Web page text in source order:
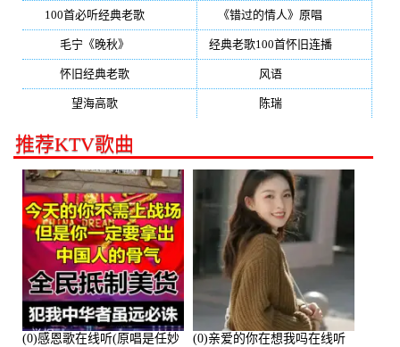
100首必听经典老歌 《错过的情人》原唱
毛宁《晚秋》 经典老歌100首怀旧连播(134)
怀旧经典老歌 风语(132)
望海高歌 陈瑞(128)
推荐KTV歌曲
(0)感恩歌在线听(原唱是任妙
(0)亲爱的你在想我吗在线听